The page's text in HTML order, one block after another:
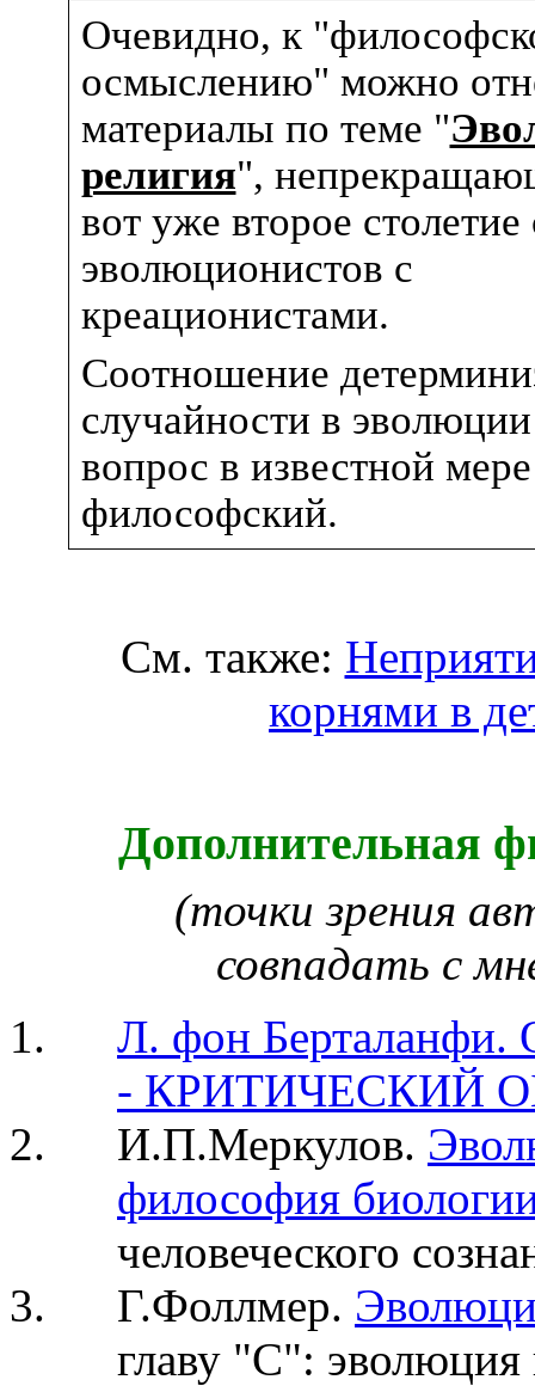
Очевидно, к
осмыслению" можно
материалы по теме "
религия",
вот уже второе столетие
эволюционистов с
креационистами.
Соотношение
случайности в
вопрос в известной мере
философский.
См. также:
корнями в
Дополнительная
(точки зрения
совпадать с
Л. фон Берталанфи.
- КРИТИЧЕСКИЙ
И.П.Меркулов.
философия
человеческого
Г.Фоллмер.
главу "С": эволюция